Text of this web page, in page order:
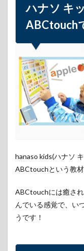
ABCtouch
で遊びな
がら勉強
ハナ
ソ
キッ
ズの
魅力
②：
日本
人に
よる
ハナ
キッ
ズの
魅力
③：
ェッ
ハナソ キ
ABCtouch
hanaso kids(ハナソ
ABCtouchという教材
ABCtouchには癒さ
んでいる感覚で、い
うです！